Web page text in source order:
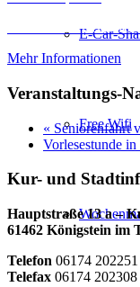
E-Car-
Free Wifi
Erforderlichen Service
Mehr Informationen
Veranstaltungs-
« Seniorenfahrt
Vorlesestunde
Kur- und
Hauptstraße 13 a –
61462 Königstein im
Telefon 06174 202251
Telefax 06174 202308